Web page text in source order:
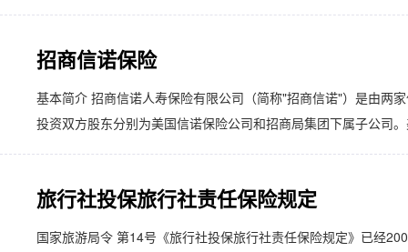
招商信诺保险
基本简介 招商信诺人寿保险有限公司（简称"招商信诺"）是由两
投资双方股东分别为美国信诺保险公司和招商局集团下属子公司
旅行社投保旅行社责任保险规定
国家旅游局令 第14号《旅行社投保旅行社责任保险规定》已经